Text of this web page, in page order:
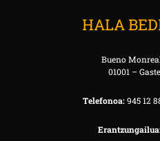
HALA
Bueno
01001 –
Telefonoa:945 12